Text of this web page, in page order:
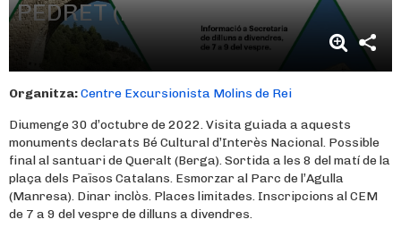
PEDRET (BERGUEDÀ)
Organitza:Centre Excursionista Molins de Rei
Diumenge 30 d’octubre de 2022. Visita guiada a aquests
monuments declarats Bé Cultural d’Interès Nacional. Possible
final al santuari de Queralt (Berga). Sortida a les 8 del matí de la
plaça dels Països Catalans. Esmorzar al Parc de l’Agulla
(Manresa). Dinar inclòs. Places limitades. Inscripcions al CEM
de 7 a 9 del vespre de dilluns a divendres.